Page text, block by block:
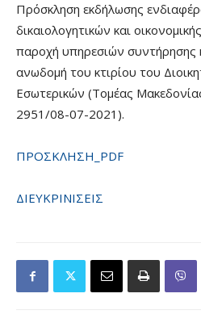
Πρόσκληση εκδήλωσης
δικαιολογητικών και
παροχή υπηρεσιών συντήρησης
ανωδομή του κτιρίου του
Εσωτερικών (Τομέας
2951/08-07-2021).
ΠΡΟΣΚΛΗΣΗ_PDF
ΔΙΕΥΚΡΙΝΙΣΕΙΣ